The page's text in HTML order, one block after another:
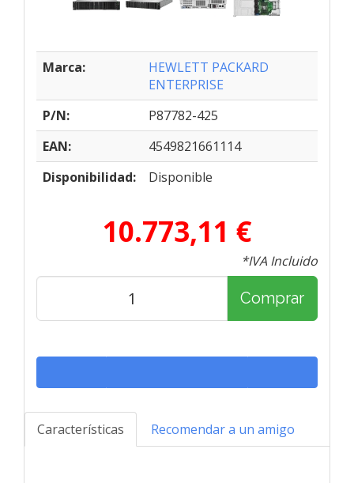
Marca:
HEWLETT PACKARD
ENTERPRISE
P/N:
P87782-425
EAN:
4549821661114
Disponibilidad:
Disponible
10.773,11 €
*IVA Incluido
Comprar
Características Recomendar a un amigo